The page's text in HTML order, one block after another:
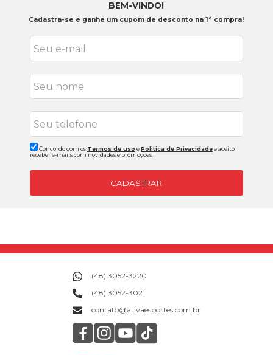
BEM-VINDO!
Cadastra-se e ganhe um cupom de desconto na 1° compra!
Concordo com os Termos de uso ePolitica de Privacidadee aceito
receber e-mails com novidades e promoções.
CADASTRAR
(48) 3052-3220
(48) 3052-3021
contato@ativaesportes.com.br